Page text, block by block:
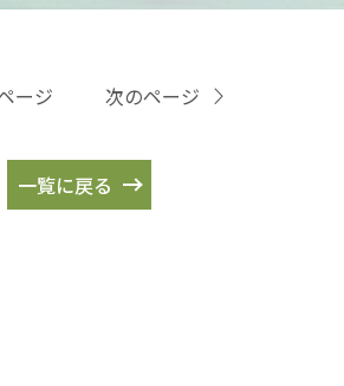
ージ
一覧に戻る
次のページ